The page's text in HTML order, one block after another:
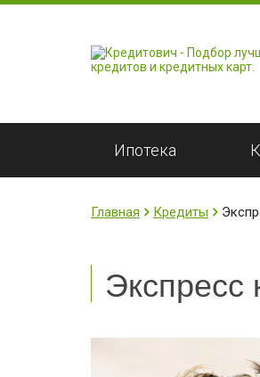
Ипотека
Главная Кредиты
Экспресс